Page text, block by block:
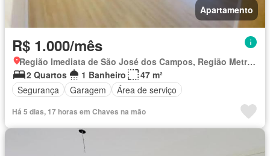
Apartamento
R$ 1.000/mês
Região Imediata de São José dos Campos, Região Metropolitana do Vale do Paraíba e Litoral Norte
2 Quartos
1 Banheiro
47 m²
Segurança
Garagem Área de serviço
Há 5 dias, 17 horas em Chaves na mão